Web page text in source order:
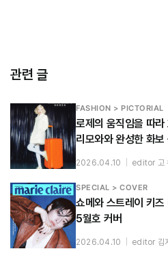
관련 글
FASHION > PICTORIAL
로제의 움직임을 따
리모와와 완성한 화보
2026.04.10 editor 고
SPECIAL > COVER
쇼메와 스트레이 키
5월호 커버
2026.04.10 editor 김